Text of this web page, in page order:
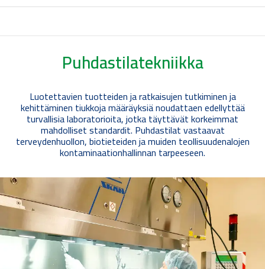
Puhdastilatekniikka
Luotettavien tuotteiden ja ratkaisujen tutkiminen ja
kehittäminen tiukkoja määräyksiä noudattaen edellyttää
turvallisia laboratorioita, jotka täyttävät korkeimmat
mahdolliset standardit. Puhdastilat vastaavat
terveydenhuollon, biotieteiden ja muiden teollisuudenalojen
kontaminaationhallinnan tarpeeseen.